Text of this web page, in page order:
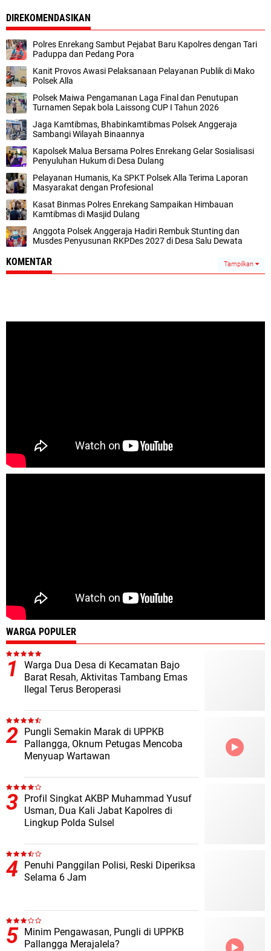
DIREKOMENDASIKAN
Polres Enrekang Sambut Pejabat Baru Kapolres dengan Tari
Paduppa dan Pedang Pora
Kanit Provos Awasi Pelaksanaan Pelayanan Publik di Mako
Polsek Alla
Polsek Maiwa Pengamanan Laga Final dan Penutupan
Turnamen Sepak bola Laissong CUP I Tahun 2026
Jaga Kamtibmas, Bhabinkamtibmas Polsek Anggeraja
Sambangi Wilayah Binaannya
Kapolsek Malua Bersama Polres Enrekang Gelar Sosialisasi
Penyuluhan Hukum di Desa Dulang
Pelayanan Humanis, Ka SPKT Polsek Alla Terima Laporan
Masyarakat dengan Profesional
Kasat Binmas Polres Enrekang Sampaikan Himbauan
Kamtibmas di Masjid Dulang
Anggota Polsek Anggeraja Hadiri Rembuk Stunting dan
Musdes Penyusunan RKPDes 2027 di Desa Salu Dewata
KOMENTAR Tampilkan
WARGA POPULER
Warga Dua Desa di Kecamatan Bajo
Barat Resah, Aktivitas Tambang Emas
Ilegal Terus Beroperasi
Pungli Semakin Marak di UPPKB
Pallangga, Oknum Petugas Mencoba
Menyuap Wartawan
Profil Singkat AKBP Muhammad Yusuf
Usman, Dua Kali Jabat Kapolres di
Lingkup Polda Sulsel
Penuhi Panggilan Polisi, Reski Diperiksa
Selama 6 Jam
Minim Pengawasan, Pungli di UPPKB
Pallangga Merajalela?